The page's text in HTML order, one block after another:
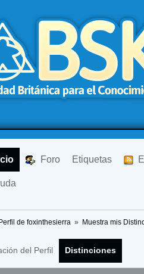
Foro Etiquetas
Perfil de foxinthesierra » Muestra mis
del Perfil Distinciones